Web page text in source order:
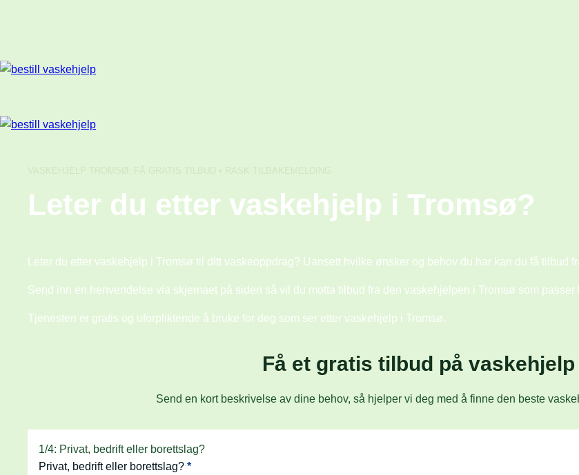
Skip
VASKEHJELP TROMSØ: FÅ GRATIS TILBUD • RASK TILBAKEMELDING
Leter du etter vaskehjelp i Tromsø?
Leter du etter vaskehjelp i Tromsø til ditt vaskeoppdrag? Uansett hvilke ønsker og behov du har kan du få
Send inn en henvendelse via skjemaet på siden så vil du motta tilbud fra den vaskehjelpen i Tromsø som passer
Tjenesten er gratis og uforpliktende å bruke for deg som ser etter vaskehjelp i Tromsø.
Få et gratis tilbud på
Send en kort beskrivelse av dine behov, så hjelper vi deg med å finne den beste
hero
1/4: Privat, bedrift eller borettslag?
Privat, bedrift eller borettslag? *